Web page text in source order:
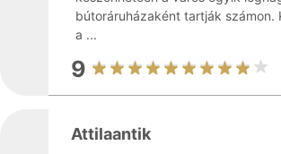
bútoráruházaként tartják számon.
a ...
9
Attilaantik